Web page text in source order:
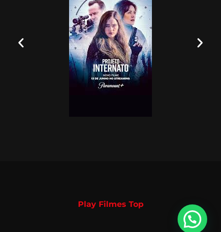
Play Filmes Top